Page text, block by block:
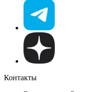
Контакты